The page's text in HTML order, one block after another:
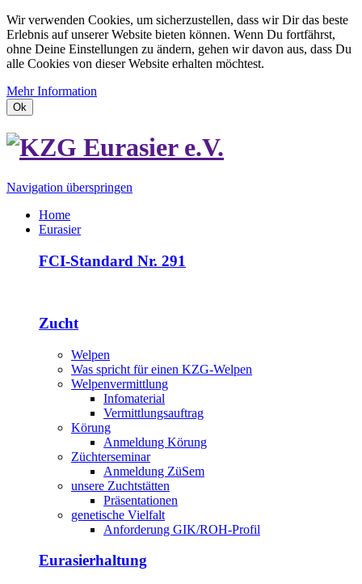
Wir verwenden Cookies, um sicherzustellen, dass wir Dir das beste
Erlebnis auf unserer Website bieten können. Wenn Du fortfährst,
ohne Deine Einstellungen zu ändern, gehen wir davon aus, dass Du
alle Cookies von dieser Website erhalten möchtest.
Mehr Information
Ok
Navigation überspringen
Home
Eurasier
FCI-Standard Nr. 291
Zucht
Welpen
Was spricht für einen KZG-Welpen
Welpenvermittlung
Infomaterial
Vermittlungsauftrag
Körung
Anmeldung Körung
Züchterseminar
Anmeldung ZüSem
unsere Zuchtstätten
Präsentationen
genetische Vielfalt
Anforderung GIK/ROH-Profil
Eurasierhaltung